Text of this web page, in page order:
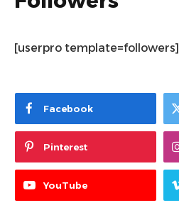
[userpro template=followers]
Facebook
Pinterest
YouTube